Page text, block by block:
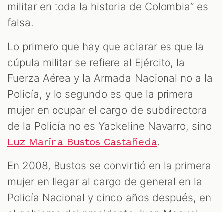
militar en toda la historia de Colombia” es
falsa.
Lo primero que hay que aclarar es que la
cúpula militar se refiere al Ejército, la
Fuerza Aérea y la Armada Nacional no a la
Policía, y lo segundo es que la primera
mujer en ocupar el cargo de subdirectora
de la Policía no es Yackeline Navarro, sino
Luz Marina Bustos Castañeda.
En 2008, Bustos se convirtió en la primera
mujer en llegar al cargo de general en la
Policía Nacional y cinco años después, en